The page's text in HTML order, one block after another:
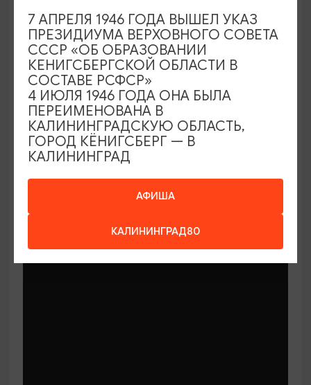
МАСТЕР-КЛАССЫ
Мастер-классы по керамике Елены
Бодяковой
Калининград, ул. Баранова, 45
АФИША
КАЛИНИНГРАД80
7 АПРЕЛЯ 1946 ГОДА ВЫШЕЛ УКАЗ
ПРЕЗИДИУМА ВЕРХОВНОГО СОВЕТА
СССР «ОБ ОБРАЗОВАНИИ
КЕНИГСБЕРГСКОЙ ОБЛАСТИ В
СОСТАВЕ РСФСР»
4 ИЮЛЯ 1946 ГОДА ОНА БЫЛА
ПЕРЕИМЕНОВАНА В
КАЛИНИНГРАДСКУЮ ОБЛАСТЬ,
ГОРОД КЁНИГСБЕРГ — В
КАЛИНИНГРАД